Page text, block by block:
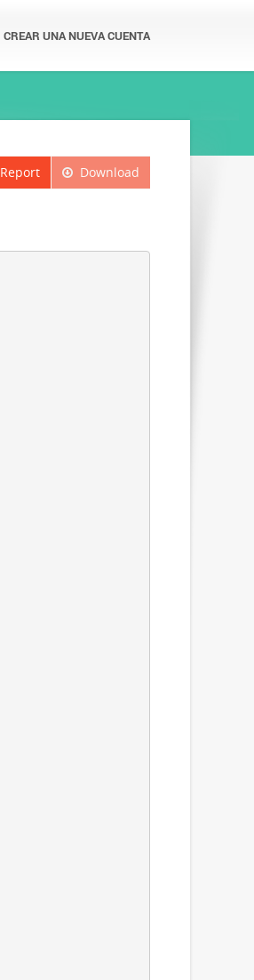
CREAR UNA NUEVA CUENTA
Download
Report